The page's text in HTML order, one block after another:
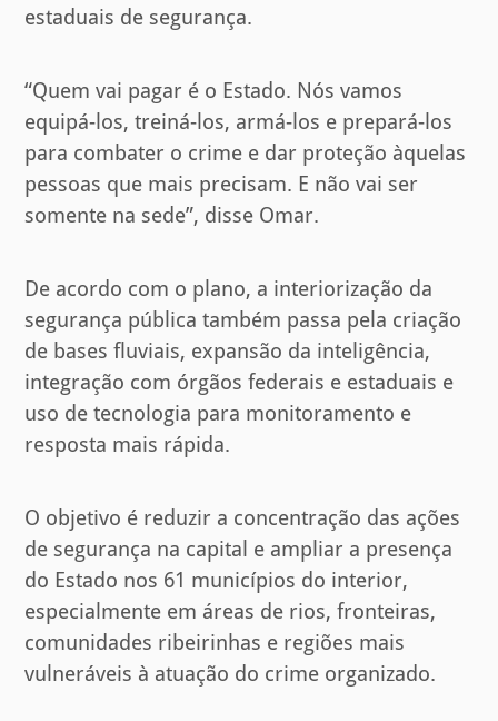
estaduais de segurança.
“Quem vai pagar é o Estado. Nós vamos
equipá-los, treiná-los, armá-los e prepará-los
para combater o crime e dar proteção àquelas
pessoas que mais precisam. E não vai ser
somente na sede”, disse Omar.
De acordo com o plano, a interiorização da
segurança pública também passa pela criação
de bases fluviais, expansão da inteligência,
integração com órgãos federais e estaduais e
uso de tecnologia para monitoramento e
resposta mais rápida.
O objetivo é reduzir a concentração das ações
de segurança na capital e ampliar a presença
do Estado nos 61 municípios do interior,
especialmente em áreas de rios, fronteiras,
comunidades ribeirinhas e regiões mais
vulneráveis à atuação do crime organizado.